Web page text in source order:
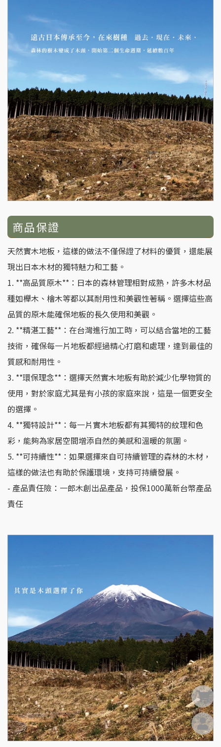
商品保證
天然實木地板，這樣的做法不僅保證了材料的優質，還能展
現出日本木材的獨特魅力和工藝。
1. **高品質原木**：日本的森林管理相對成熟，許多木材品
種如櫸木、檜木等都以其耐用性和美觀性著稱。選擇這些高
品質的原木能確保地板的長久使用和美觀。
2. **精湛工藝**：在台灣進行加工時，可以結合當地的工藝
技術，確保每一片地板都經過精心打磨和處理，達到最佳的
質感和耐用性。
3. **環保理念**：選擇天然實木地板有助於減少化學物質的
使用，對於家庭尤其是有小孩的家庭來說，這是一個更安全
的選擇。
4. **獨特設計**：每一片實木地板都有其獨特的紋理和色
彩，能夠為家居空間增添自然的美感和溫暖的氛圍。
5. **可持續性**：如果選擇來自可持續管理的森林的木材，
這樣的做法也有助於保護環境，支持可持續發展。
- 產品責任險：一郎木創出品產品，投保1000萬新台幣產品
責任
0